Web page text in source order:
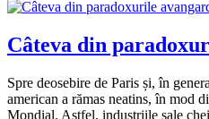
Câteva din
Spre deosebire de Paris și, în
american a rămas neatins, în mod
Mondial. Astfel, industriile sale